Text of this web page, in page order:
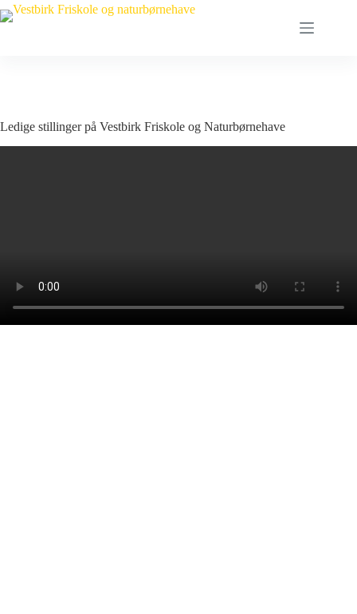
Fortsæt
til
Ledige stillinger på Vestbirk Friskole og Naturbørnehave